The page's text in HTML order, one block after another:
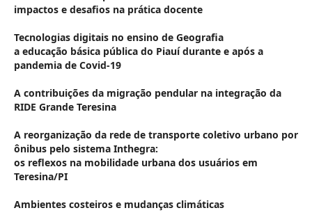
impactos e desafios na prática docente
Tecnologias digitais no ensino de Geografia
a educação básica pública do Piauí durante e após a
pandemia de Covid-19
A contribuições da migração pendular na integração da
RIDE Grande Teresina
A reorganização da rede de transporte coletivo urbano por
ônibus pelo sistema Inthegra:
os reflexos na mobilidade urbana dos usuários em
Teresina/PI
Ambientes costeiros e mudanças climáticas